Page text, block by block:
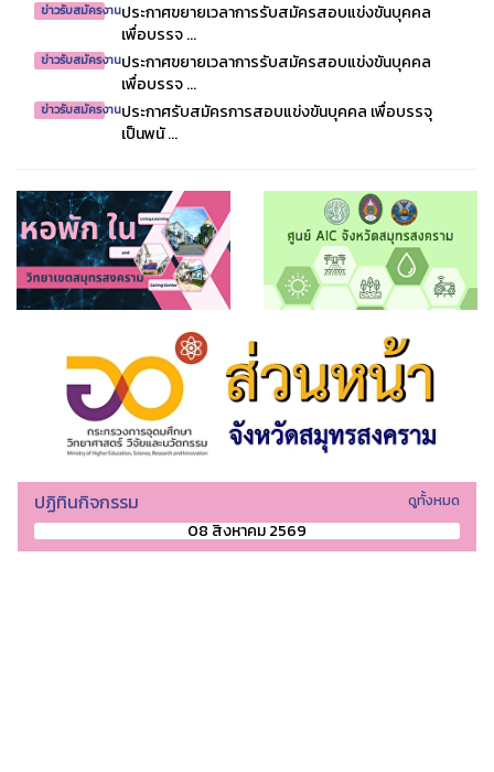
ข่าวรับสมัครงานประกาศขยายเวลาการรับสมัครสอบแข่งขันบุคคล
เพื่อบรรจ ...
ข่าวรับสมัครงานประกาศขยายเวลาการรับสมัครสอบแข่งขันบุคคล
เพื่อบรรจ ...
ข่าวรับสมัครงานประกาศรับสมัครการสอบแข่งขันบุคคล เพื่อบรรจุ
เป็นพนั ...
ปฏิทินกิจกรรม ดูทั้งหมด
08 สิงหาคม 2569